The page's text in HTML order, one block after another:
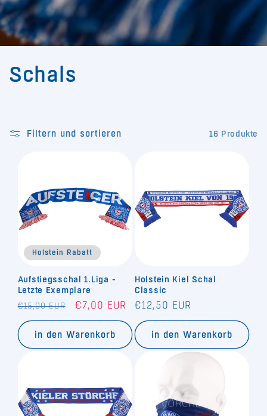
K
t
o
e
Schals
Filtern und sortieren 16 Produkte
Holstein Rabatt
Aufstiegsschal 1.Liga -
Letzte Exemplare
Normaler
Preis
€15,00 EUR Verkaufspreis
€7,00 EUR
in den Warenkorb
Holstein Kiel Schal
Classic
Normaler
Preis
€12,50 EUR
in den Warenkorb